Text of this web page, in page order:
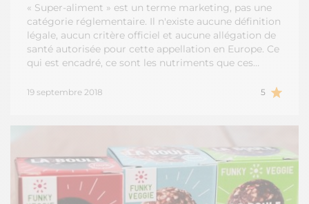
« Super-aliment » est un terme marketing, pas une
catégorie réglementaire. Il n'existe aucune définition
légale, aucun critère officiel et aucune allégation de
santé autorisée pour cette appellation en Europe. Ce
qui est encadré, ce sont les nutriments que ces…
19 septembre 2018 5